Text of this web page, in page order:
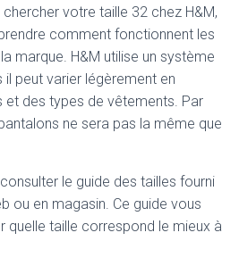
votre taille 32 chez H&M,
comment fonctionnent les
marque. H&M utilise un système
peut varier légèrement en
des types de vêtements. Par
ne sera pas la même que
le guide des tailles fourni
ou en magasin. Ce guide vous
quelle taille correspond le mieux à